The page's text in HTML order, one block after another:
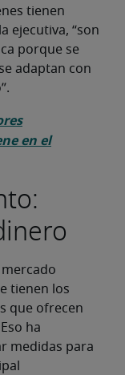
tienen
ejecutiva, “son
porque se
adaptan con
en el
tienen los
que ofrecen
ha
medidas para